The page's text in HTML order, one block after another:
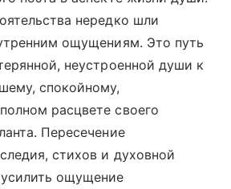
нередко шли
ощущениям. Это путь
неустроенной души к
спокойному,
расцвете своего
Пересечение
стихов и духовной
ощущение